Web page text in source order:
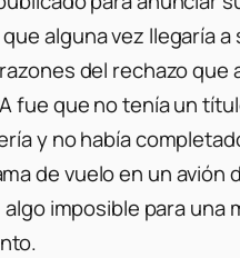
alguna vez llegaría a
del rechazo que
fue que no tenía un
y no había
de vuelo en un avión
algo imposible para una